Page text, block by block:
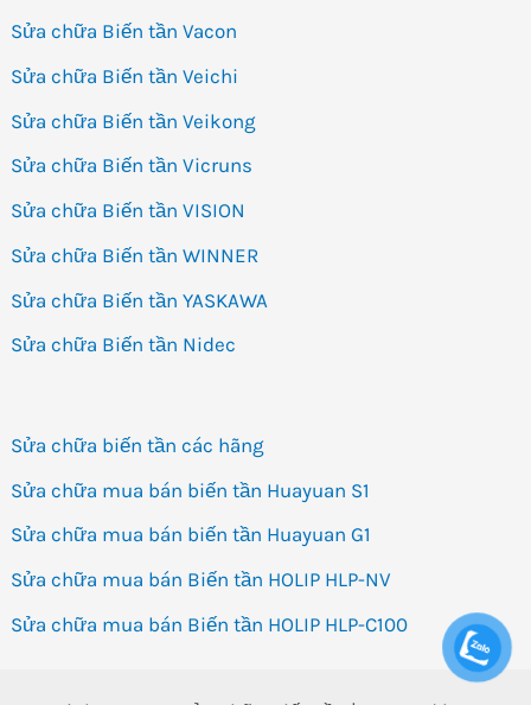
Sửa chữa Biến tần Vacon
Sửa chữa Biến tần Veichi
Sửa chữa Biến tần Veikong
Sửa chữa Biến tần Vicruns
Sửa chữa Biến tần VISION
Sửa chữa Biến tần WINNER
Sửa chữa Biến tần YASKAWA
Sửa chữa Biến tần Nidec
Sửa chữa biến tần các hãng
Sửa chữa mua bán biến tần Huayuan S1
Sửa chữa mua bán biến tần Huayuan G1
Sửa chữa mua bán Biến tần HOLIP HLP-NV
Sửa chữa mua bán Biến tần HOLIP HLP-C100